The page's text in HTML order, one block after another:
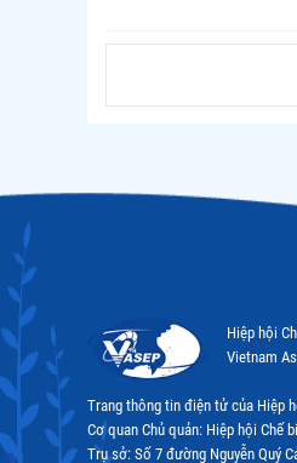
Hiệp hội
Vietnam
Trang thông tin điện tử của Hiệp
Cơ quan Chủ quản: Hiệp hội Chế
Trụ sở: Số 7 đường Nguyễn Quý